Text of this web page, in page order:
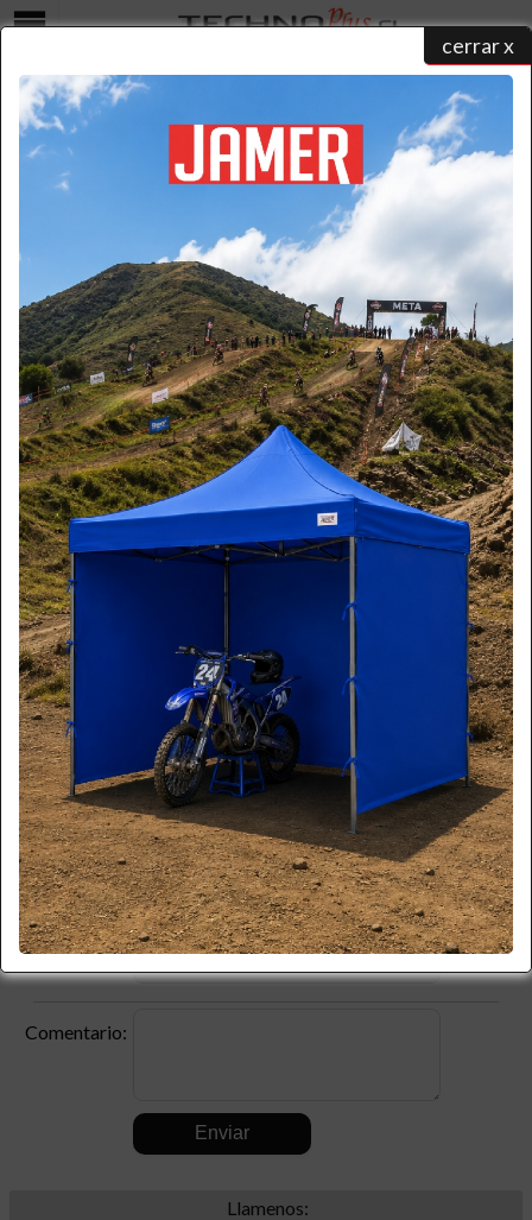
cerrar x
COTIZAR
catálogo de productos/ .../ cotizar
Seleccione una forma para realizar su contacto y un ejecutivo
atenderá su solicitud:
Formulario
Por favor ingrese la información necesaria.(* Requerido)
Nombre:
*
Apellido: *
Teléfono:
Celular:
Empresa:
RUT: *
Producto:
Código:
Comentario:
Llamenos: